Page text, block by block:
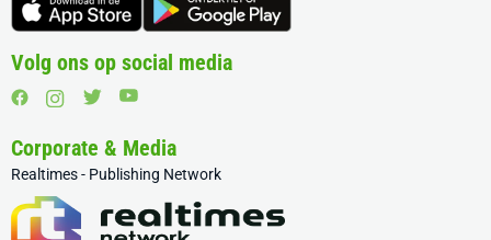
Volg ons op social media
Corporate & Media
Realtimes - Publishing Network